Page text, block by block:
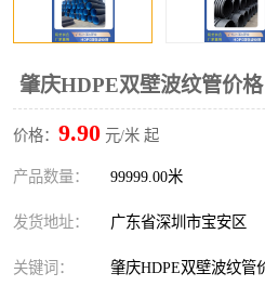
肇庆HDPE双壁波纹管价
价格： 9.90 元/米 起
产品数量： 99999.00米
发货地址： 广东省深圳市宝安区
关键词： 肇庆HDPE双壁波纹管